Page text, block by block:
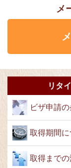
メ
リタ
ビザ申請
取得期間に
取得まで